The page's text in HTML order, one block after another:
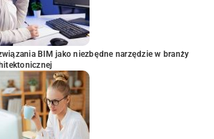
BIM jako niezbędne narzędzie w branży